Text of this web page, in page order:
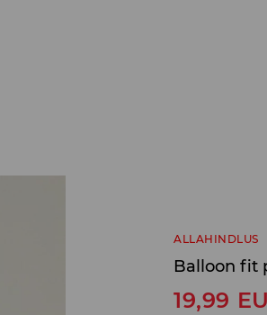
ALLAHINDLUS
Balloon fit
19,99